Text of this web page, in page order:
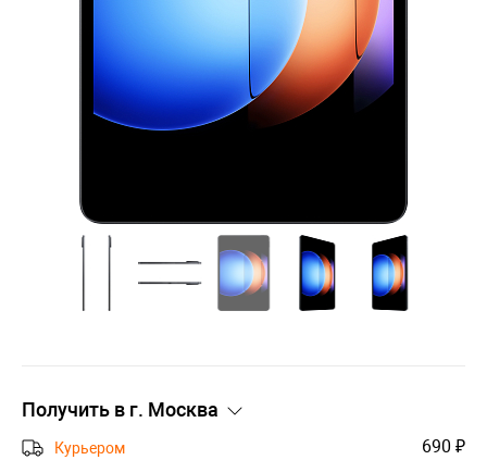
Получить в г. Москва
Курьером
690 ₽